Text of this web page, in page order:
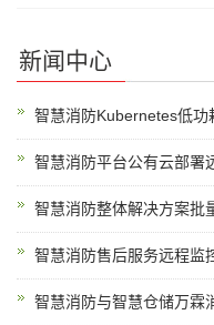
新闻中心
智慧消防Kubernetes低功
智慧消防平台公有云部署
智慧消防整体解决方案批
智慧消防售后服务远程监
智慧消防与智慧仓储万霖